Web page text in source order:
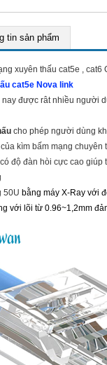
tin sản phẩm
xuyên thấu cat5e ,
cat5e Nova link
được rât nhiều người
cho phép người dùng
kìm bấm mạng chuyên
độ đàn hòi cực cao giúp
50U bằng máy X-Ray với
với lõi từ 0.96~1,2mm